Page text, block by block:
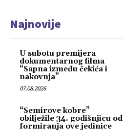
Najnovije
U subotu premijera
dokumentarnog filma
“Sapna između čekića i
nakovnja”
07.08.2026
“Semirove kobre”
obilježile 34. godišnjicu od
formiranja ove jedinice